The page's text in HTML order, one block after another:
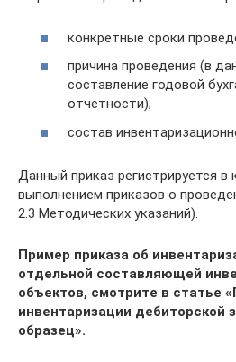
конкретные сроки
причина проведения (в
составление годовой
отчетности);
состав
Данный приказ регистрируется в
выполнением приказов о
2.3 Методических указаний).
Пример приказа об
отдельной составляющей
объектов, смотрите в статье
инвентаризации дебиторской
образец».